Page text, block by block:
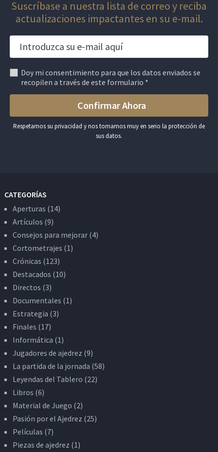
Suscríbase a nuestra lista de correo y reciba
actualizaciones impactantes en su e-mail.
Doy mi consentimiento para que los datos enviados se
recopilen a través de este formulario *
Respetamos su privacidad y nos tomamos muy en serio la protección de
sus datos.
CATEGORÍAS
Aperturas (14)
Artículos (9)
Consejos para mejorar(4)
Cortometrajes (1)
Crónicas (123)
Destacados (10)
Directos (3)
Documentales (1)
Estrategia (3)
Finales (17)
Informática (1)
Jugadores de ajedrez (9)
La partida de la jornada (58)
Leyendas del Tablero (22)
Libros (6)
Material de Juego (2)
Pasión por el Ajedrez (25)
Películas (7)
Piezas de ajedrez (1)